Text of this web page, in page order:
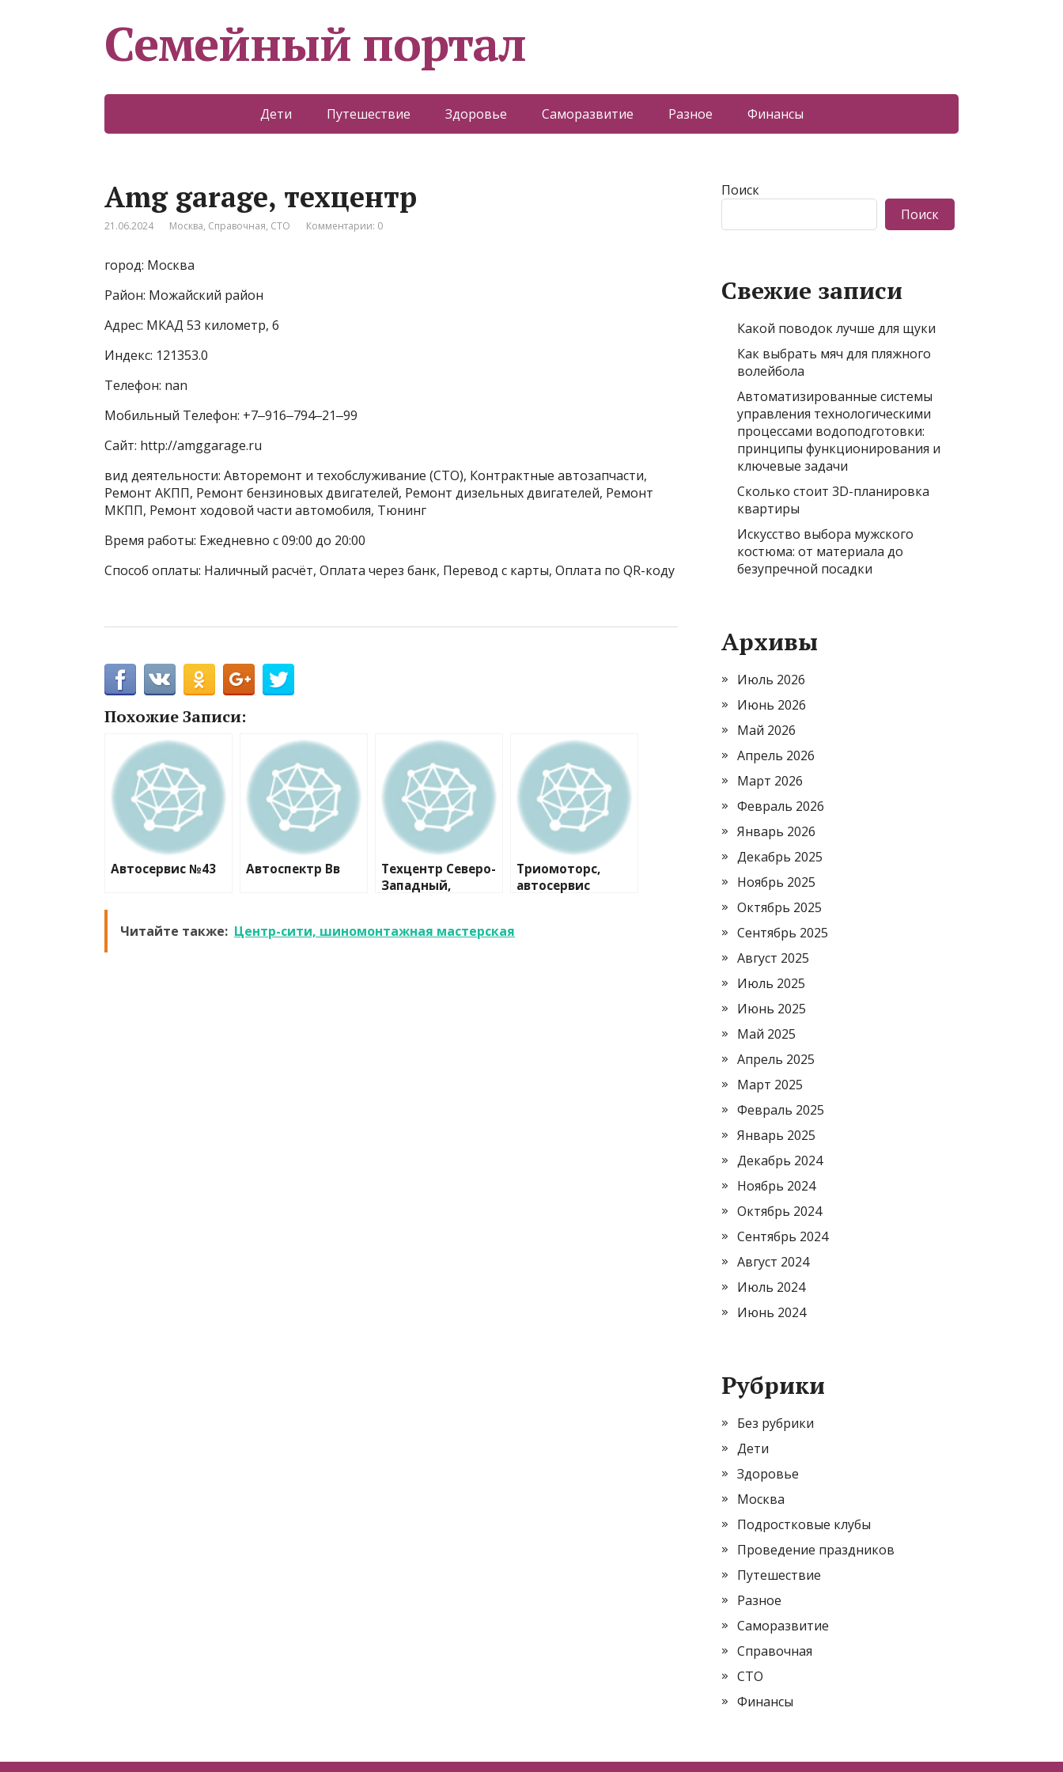
Семейный портал
Дети Путешествие Здоровье Саморазвитие Разное Финансы
Amg garage, техцентр
21.06.2024 Москва, Справочная, СТО Комментарии: 0
город: Москва
Район: Можайский район
Адрес: МКАД 53 километр, 6
Индекс: 121353.0
Телефон: nan
Мобильный Телефон: +7‒916‒794‒21‒99
Сайт: http://amggarage.ru
вид деятельности: Авторемонт и техобслуживание (СТО), Контрактные автозапчасти,
Ремонт АКПП, Ремонт бензиновых двигателей, Ремонт дизельных двигателей, Ремонт
МКПП, Ремонт ходовой части автомобиля, Тюнинг
Время работы: Ежедневно с 09:00 до 20:00
Способ оплаты: Наличный расчёт, Оплата через банк, Перевод с карты, Оплата по QR-коду
Похожие Записи:
Автосервис №43 Автоспектр Вв
Техцентр Северо-
Западный,
Триомоторс,
автосервис
Читайте также: Центр-сити, шиномонтажная мастерская
Поиск
Поиск
Свежие записи
Какой поводок лучше для щуки
Как выбрать мяч для пляжного
волейбола
Автоматизированные системы
управления технологическими
процессами водоподготовки:
принципы функционирования и
ключевые задачи
Сколько стоит 3D-планировка
квартиры
Искусство выбора мужского
костюма: от материала до
безупречной посадки
Архивы
Июль 2026
Июнь 2026
Май 2026
Апрель 2026
Март 2026
Февраль 2026
Январь 2026
Декабрь 2025
Ноябрь 2025
Октябрь 2025
Сентябрь 2025
Август 2025
Июль 2025
Июнь 2025
Май 2025
Апрель 2025
Март 2025
Февраль 2025
Январь 2025
Декабрь 2024
Ноябрь 2024
Октябрь 2024
Сентябрь 2024
Август 2024
Июль 2024
Июнь 2024
Рубрики
Без рубрики
Дети
Здоровье
Москва
Подростковые клубы
Проведение праздников
Путешествие
Разное
Саморазвитие
Справочная
СТО
Финансы